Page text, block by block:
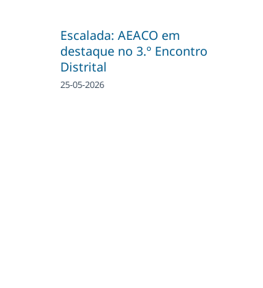
Escalada: AEACO em
destaque no 3.º Encontro
Distrital
25-05-2026